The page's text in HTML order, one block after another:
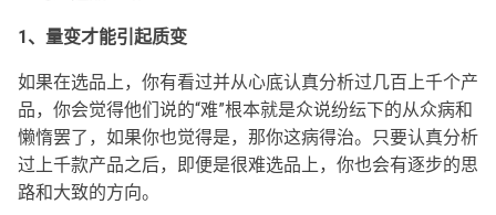
1、量变才能引起质变
如果在选品上，你有看过并从心底认真分析过几百上千个产
品，你会觉得他们说的“难”根本就是众说纷纭下的从众病和
懒惰罢了，如果你也觉得是，那你这病得治。只要认真分析
过上千款产品之后，即便是很难选品上，你也会有逐步的思
路和大致的方向。